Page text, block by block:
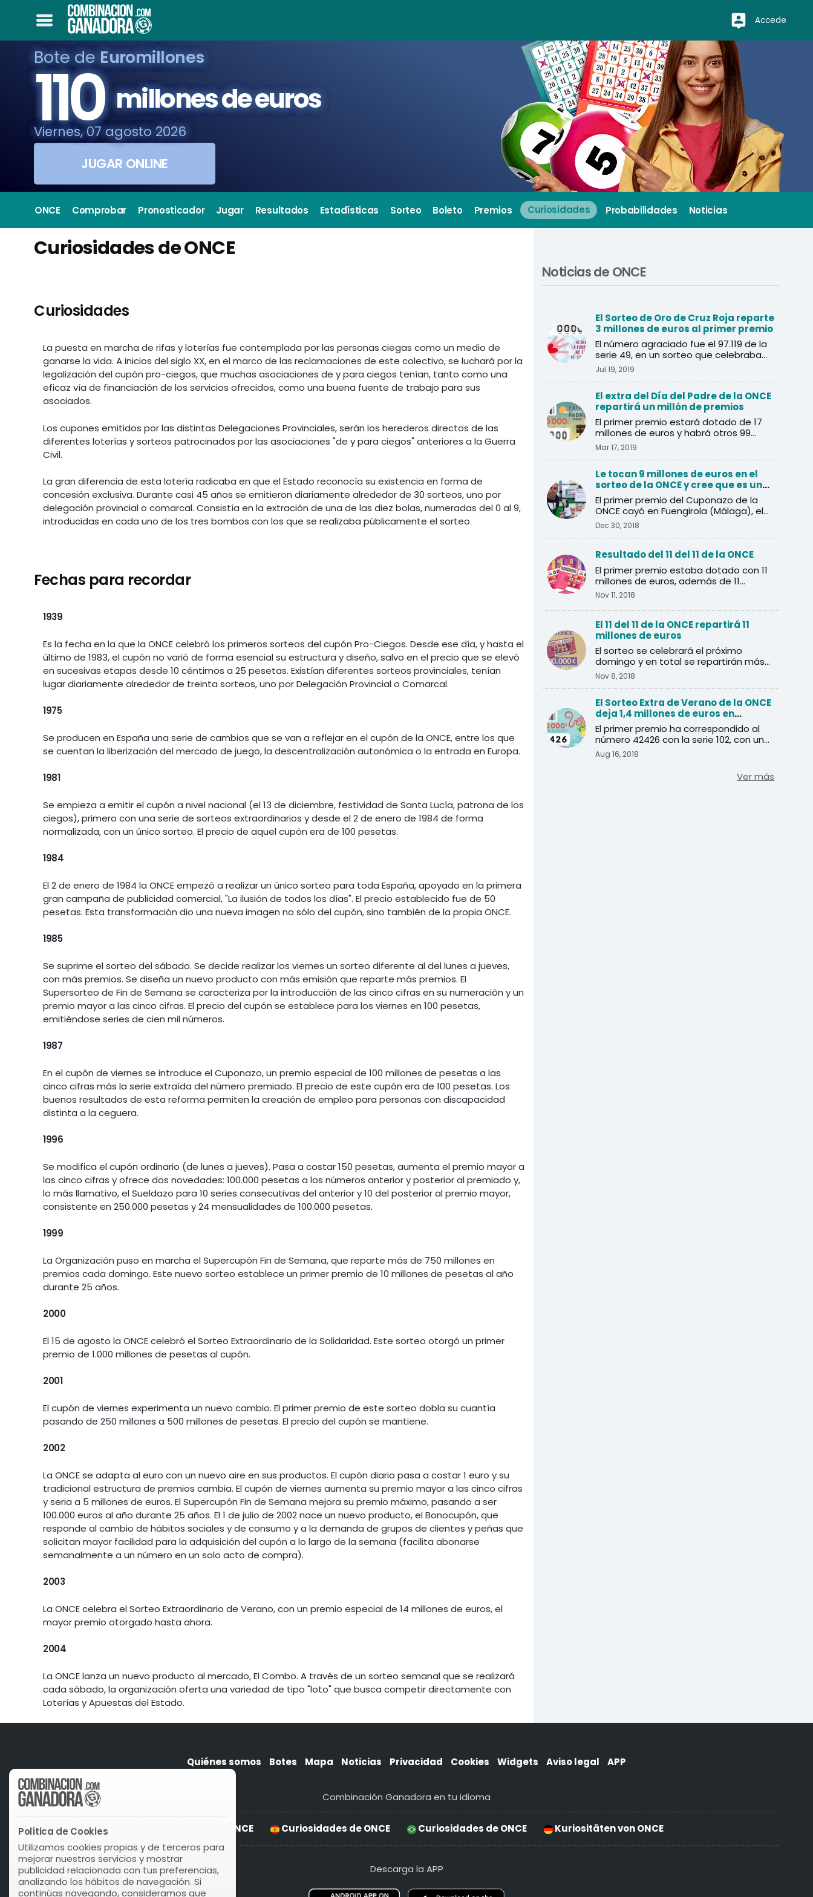
Accede
Bote de Euromillones
110 millones de euros
Viernes, 07 agosto 2026
JUGAR ONLINE
ONCE Comprobar Pronosticador Jugar Resultados Estadísticas Sorteo Boleto Premios Curiosidades Probabilidades Noticias
Curiosidades de ONCE
Curiosidades
La puesta en marcha de rifas y loterías fue contemplada por las personas ciegas como un medio de
ganarse la vida. A inicios del siglo XX, en el marco de las reclamaciones de este colectivo, se luchará por la
legalización del cupón pro-ciegos, que muchas asociaciones de y para ciegos tenían, tanto como una
eficaz vía de financiación de los servicios ofrecidos, como una buena fuente de trabajo para sus
asociados.
Los cupones emitidos por las distintas Delegaciones Provinciales, serán los herederos directos de las
diferentes loterías y sorteos patrocinados por las asociaciones "de y para ciegos" anteriores a la Guerra
Civil.
La gran diferencia de esta lotería radicaba en que el Estado reconocía su existencia en forma de
concesión exclusiva. Durante casi 45 años se emitieron diariamente alrededor de 30 sorteos, uno por
delegación provincial o comarcal. Consistía en la extración de una de las diez bolas, numeradas del 0 al 9,
introducidas en cada uno de los tres bombos con los que se realizaba públicamente el sorteo.
Fechas para recordar
1939
Es la fecha en la que la ONCE celebró los primeros sorteos del cupón Pro-Ciegos. Desde ese día, y hasta el
último de 1983, el cupón no varió de forma esencial su estructura y diseño, salvo en el precio que se elevó
en sucesivas etapas desde 10 céntimos a 25 pesetas. Existían diferentes sorteos provinciales, tenían
lugar diariamente alrededor de treinta sorteos, uno por Delegación Provincial o Comarcal.
1975
Se producen en España una serie de cambios que se van a reflejar en el cupón de la ONCE, entre los que
se cuentan la liberización del mercado de juego, la descentralización autonómica o la entrada en Europa.
1981
Se empieza a emitir el cupón a nivel nacional (el 13 de diciembre, festividad de Santa Lucía, patrona de los
ciegos), primero con una serie de sorteos extraordinarios y desde el 2 de enero de 1984 de forma
normalizada, con un único sorteo. El precio de aquel cupón era de 100 pesetas.
1984
El 2 de enero de 1984 la ONCE empezó a realizar un único sorteo para toda España, apoyado en la primera
gran campaña de publicidad comercial, "La ilusión de todos los días". El precio establecido fue de 50
pesetas. Esta transformación dio una nueva imagen no sólo del cupón, sino también de la propia ONCE.
1985
Se suprime el sorteo del sábado. Se decide realizar los viernes un sorteo diferente al del lunes a jueves,
con más premios. Se diseña un nuevo producto con más emisión que reparte más premios. El
Supersorteo de Fin de Semana se caracteriza por la introducción de las cinco cifras en su numeración y un
premio mayor a las cinco cifras. El precio del cupón se establece para los viernes en 100 pesetas,
emitiéndose series de cien mil números.
1987
En el cupón de viernes se introduce el Cuponazo, un premio especial de 100 millones de pesetas a las
cinco cifras más la serie extraída del número premiado. El precio de este cupón era de 100 pesetas. Los
buenos resultados de esta reforma permiten la creación de empleo para personas con discapacidad
distinta a la ceguera.
1996
Se modifica el cupón ordinario (de lunes a jueves). Pasa a costar 150 pesetas, aumenta el premio mayor a
las cinco cifras y ofrece dos novedades: 100.000 pesetas a los números anterior y posterior al premiado y,
lo más llamativo, el Sueldazo para 10 series consecutivas del anterior y 10 del posterior al premio mayor,
consistente en 250.000 pesetas y 24 mensualidades de 100.000 pesetas.
1999
La Organización puso en marcha el Supercupón Fin de Semana, que reparte más de 750 millones en
premios cada domingo. Este nuevo sorteo establece un primer premio de 10 millones de pesetas al año
durante 25 años.
2000
El 15 de agosto la ONCE celebró el Sorteo Extraordinario de la Solidaridad. Este sorteo otorgó un primer
premio de 1.000 millones de pesetas al cupón.
2001
El cupón de viernes experimenta un nuevo cambio. El primer premio de este sorteo dobla su cuantía
pasando de 250 millones a 500 millones de pesetas. El precio del cupón se mantiene.
2002
La ONCE se adapta al euro con un nuevo aire en sus productos. El cupón diario pasa a costar 1 euro y su
tradicional estructura de premios cambia. El cupón de viernes aumenta su premio mayor a las cinco cifras
y seria a 5 millones de euros. El Supercupón Fin de Semana mejora su premio máximo, pasando a ser
100.000 euros al año durante 25 años. El 1 de julio de 2002 nace un nuevo producto, el Bonocupón, que
responde al cambio de hábitos sociales y de consumo y a la demanda de grupos de clientes y peñas que
solicitan mayor facilidad para la adquisición del cupón a lo largo de la semana (facilita abonarse
semanalmente a un número en un solo acto de compra).
2003
La ONCE celebra el Sorteo Extraordinario de Verano, con un premio especial de 14 millones de euros, el
mayor premio otorgado hasta ahora.
2004
La ONCE lanza un nuevo producto al mercado, El Combo. A través de un sorteo semanal que se realizará
cada sábado, la organización oferta una variedad de tipo "loto" que busca competir directamente con
Loterías y Apuestas del Estado.
Noticias de ONCE
El Sorteo de Oro de Cruz Roja reparte
3 millones de euros al primer premio
El número agraciado fue el 97.119 de la
serie 49, en un sorteo que celebraba
sus 40 años.
Jul 19, 2019
El extra del Día del Padre de la ONCE
repartirá un millón de premios
El primer premio estará dotado de 17
millones de euros y habrá otros 99
premios de 40.000 euros.
Mar 17, 2019
Le tocan 9 millones de euros en el
sorteo de la ONCE y cree que es una
inocentada
El primer premio del Cuponazo de la
ONCE cayó en Fuengirola (Málaga), el
Dec 30, 2018
Resultado del 11 del 11 de la ONCE
El primer premio estaba dotado con 11
millones de euros, además de 11
premios de un millón de euros.
Nov 11, 2018
El 11 del 11 de la ONCE repartirá 11
millones de euros
El sorteo se celebrará el próximo
domingo y en total se repartirán más
Nov 8, 2018
El Sorteo Extra de Verano de la ONCE
deja 1,4 millones de euros en
Andalucía
El primer premio ha correspondido al
número 42426 con la serie 102, con una
dotación de 20 millo ...
Aug 16, 2018
Ver más
Quiénes somos Botes Mapa Noticias Privacidad Cookies Widgets Aviso legal APP
Combinación Ganadora en tu idioma
Curiosities of ONCE Curiosidades de ONCE Curiosidades de ONCE Kuriositäten von ONCE
Descarga la APP
Política de Cookies
Utilizamos cookies propias y de terceros para
mejorar nuestros servicios y mostrar
publicidad relacionada con tus preferencias,
analizando los hábitos de navegación. Si
continúas navegando, consideramos que